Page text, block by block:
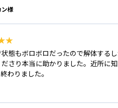
ン様
態もボロボロだったので解体する
さり本当に助かりました。近所に
わりました。